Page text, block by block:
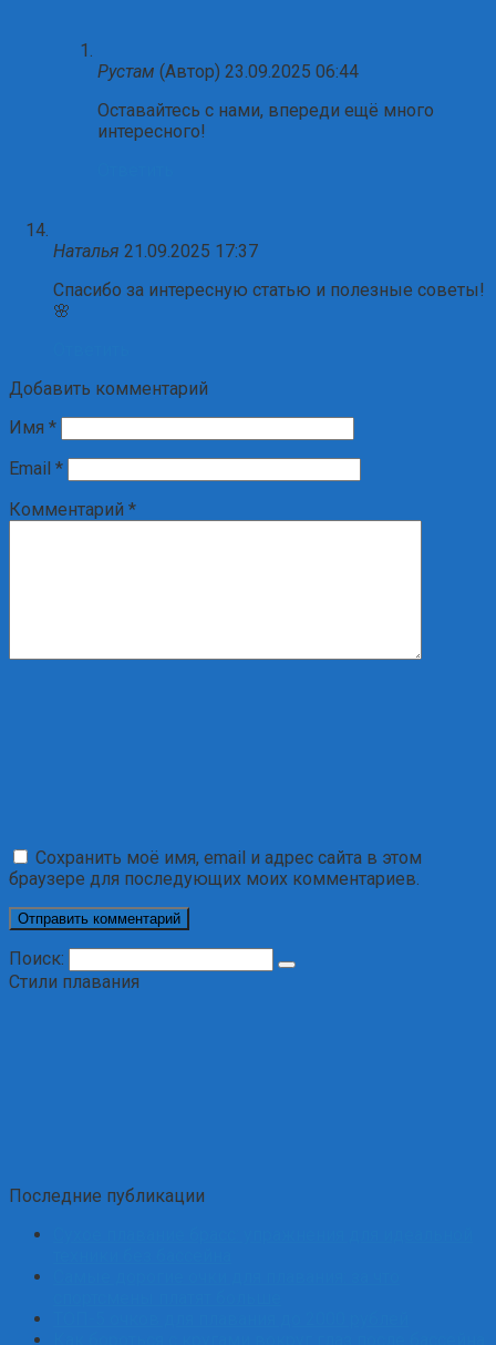
Рустам (Автор) 23.09.2025 06:44
Оставайтесь с нами, впереди ещё много
интересного!
Наталья 21.09.2025 17:37
Спасибо за интересную статью и полезные советы!
🌸
Добавить комментарий
Имя *
Email *
Комментарий *
Сохранить моё имя, email и адрес сайта в этом
браузере для последующих моих комментариев.
Поиск:
Стили плавания
Последние публикации